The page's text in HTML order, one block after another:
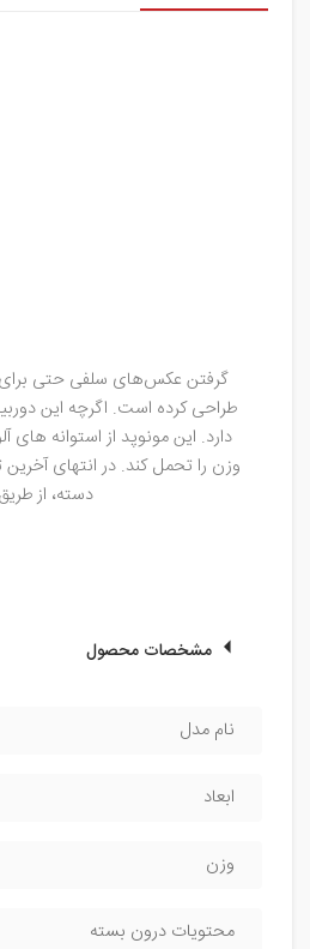
گرفتن عکس‌های سلفی حتی برای
طراحی کرده است. اگرچه این
وزن را تحمل کند. در انتهای
دسته، از
مشخصات محصول
نام مدل
ابعاد
وزن
محتویات درون بسته